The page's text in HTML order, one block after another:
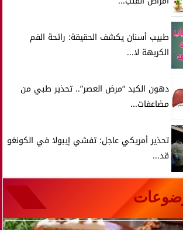
طبيب أسنان يكشف الحقيقة: رائحة الفم
الكريهة لا...
دهون الكبد “مرض العصر”.. تحذير طبي من
مضاعفات...
تحذير أمريكي عاجل: تفشي إيبولا في الكونغو
قد...